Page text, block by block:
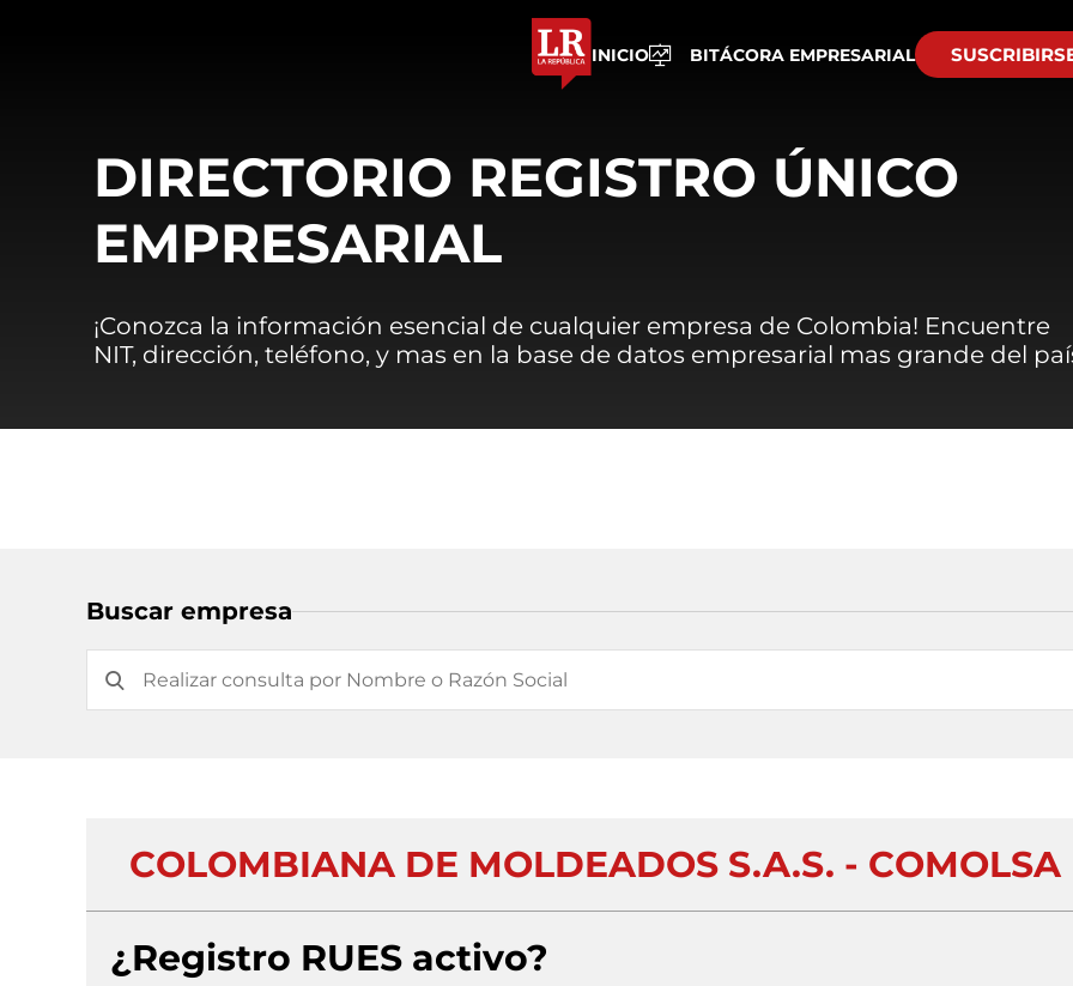
INICIO BITÁCORA EMPRESARIAL
DIRECTORIO REGISTRO ÚNICO
EMPRESARIAL
¡Conozca la información esencial de cualquier empresa de Colombia! Encuentre
NIT, dirección, teléfono, y mas en la base de datos empresarial mas grande del
Buscar empresa
COLOMBIANA DE MOLDEADOS S.A.S. - COMOLSA
¿Registro RUES activo?